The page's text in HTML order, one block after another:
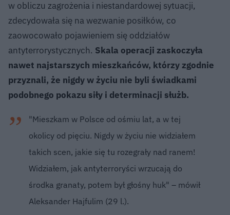
w obliczu zagrożenia i niestandardowej sytuacji,
zdecydowała się na wezwanie posiłków, co
zaowocowało pojawieniem się oddziałów
antyterrorystycznych. Skala operacji zaskoczyła
nawet najstarszych mieszkańców, którzy zgodnie
przyznali, że nigdy w życiu nie byli świadkami
podobnego pokazu siły i determinacji służb.
"Mieszkam w Polsce od ośmiu lat, a w tej
okolicy od pięciu. Nigdy w życiu nie widziałem
takich scen, jakie się tu rozegrały nad ranem!
Widziałem, jak antyterroryści wrzucają do
środka granaty, potem był głośny huk" – mówił
Aleksander Hajfulim (29 l.).